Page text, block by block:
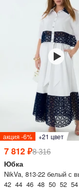
акция -6% +21 цвет
7 812 ₽8 316
Юбка